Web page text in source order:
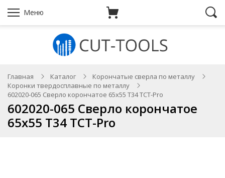
Меню
Главная Каталог
Корончатые сверла по металлу
Коронки твердосплавные по металлу
602020-065 Сверло корончатое 65х55 T34 TCT-Pro
602020-065 Сверло корончатое
65х55 T34 TCT-Pro